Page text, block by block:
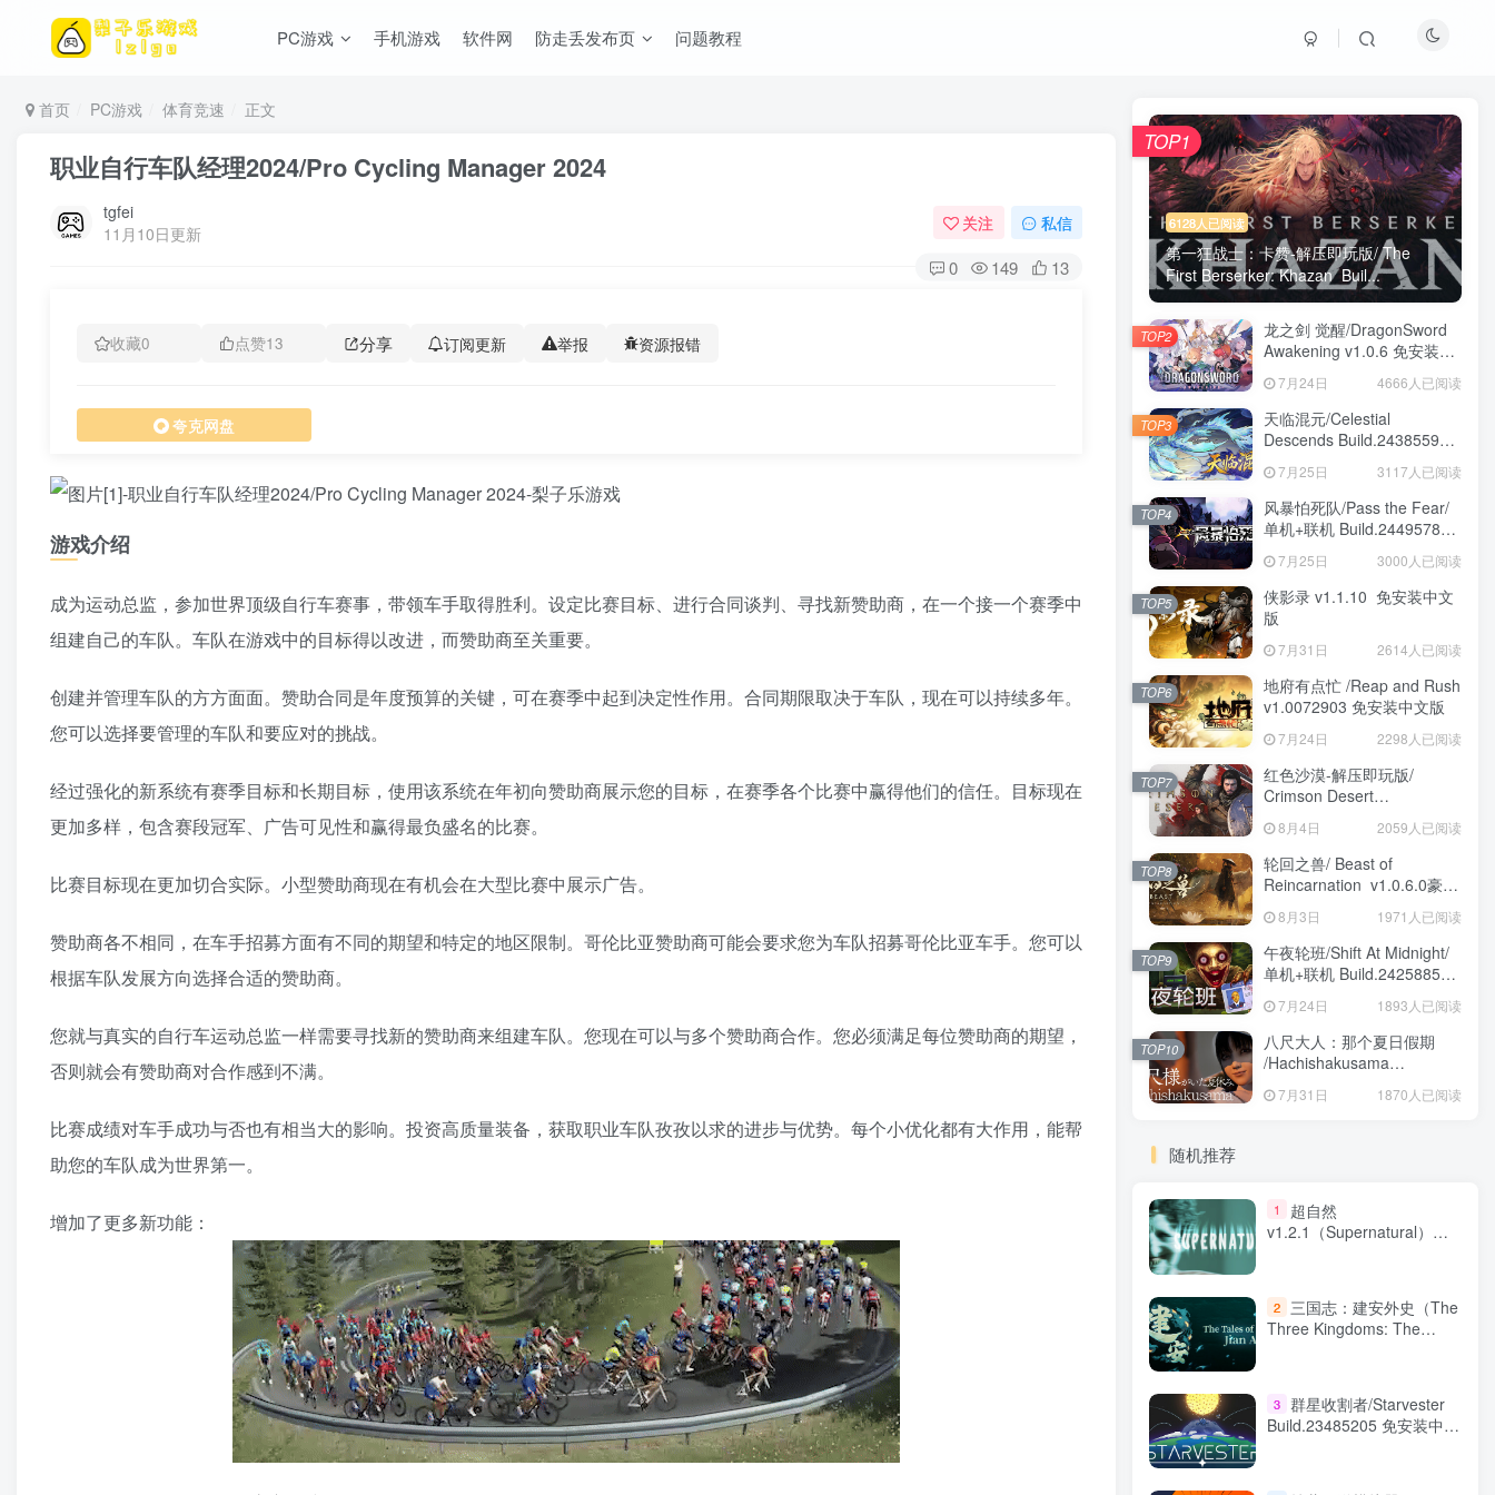
PC游戏 手机游戏 软件网 防走丢发布页 问题教程
首页 PC游戏 体育竞速 正文
职业自行车队经理2024/Pro Cycling Manager 2024
tgfei
11月10日更新
关注 私信
0 149 13
收藏0 点赞13 分享 订阅更新 举报 资源报错
夸克网盘
游戏介绍
成为运动总监，参加世界顶级自行车赛事，带领车手取得胜利。设定比赛目标、进行合同谈判、寻找新赞助商，在一个接一个赛季中
组建自己的车队。车队在游戏中的目标得以改进，而赞助商至关重要。
创建并管理车队的方方面面。赞助合同是年度预算的关键，可在赛季中起到决定性作用。合同期限取决于车队，现在可以持续多年。
您可以选择要管理的车队和要应对的挑战。
经过强化的新系统有赛季目标和长期目标，使用该系统在年初向赞助商展示您的目标，在赛季各个比赛中赢得他们的信任。目标现在
更加多样，包含赛段冠军、广告可见性和赢得最负盛名的比赛。
比赛目标现在更加切合实际。小型赞助商现在有机会在大型比赛中展示广告。
赞助商各不相同，在车手招募方面有不同的期望和特定的地区限制。哥伦比亚赞助商可能会要求您为车队招募哥伦比亚车手。您可以
根据车队发展方向选择合适的赞助商。
您就与真实的自行车运动总监一样需要寻找新的赞助商来组建车队。您现在可以与多个赞助商合作。您必须满足每位赞助商的期望，
否则就会有赞助商对合作感到不满。
比赛成绩对车手成功与否也有相当大的影响。投资高质量装备，获取职业车队孜孜以求的进步与优势。每个小优化都有大作用，能帮
助您的车队成为世界第一。
增加了更多新功能：
6128人已阅读
第一狂战士：卡赞-解压即玩版/ The
First Berserker: Khazan Buil...
TOP1
龙之剑 觉醒/DragonSword
Awakening v1.0.6 免安装中
7月24日 4666人已阅读
TOP2
天临混元/Celestial
Descends Build.24385591
7月25日 3117人已阅读
TOP3
风暴怕死队/Pass the Fear/
单机+联机 Build.24495782
7月25日 3000人已阅读
TOP4
侠影录 v1.1.10 免安装中文
版
7月31日 2614人已阅读
TOP5
地府有点忙 /Reap and Rush
v1.0072903 免安装中文版
7月24日 2298人已阅读
TOP6
红色沙漠-解压即玩版/
Crimson Desert
HYPERVISOR v1.14.00 免
安装中文版
8月4日 2059人已阅读
TOP7
轮回之兽/ Beast of
Reincarnation v1.0.6.0豪华
8月3日 1971人已阅读
TOP8
午夜轮班/Shift At Midnight/
单机+联机 Build.24258857
免安装中文版
7月24日 1893人已阅读
TOP9
八尺大人：那个夏日假期
/Hachishakusama
Build.24462853 免安装中文
版7月31日 1870人已阅读
TOP10
随机推荐
1
超自然
v1.2.1（Supernatural）免
2
三国志：建安外史（The
Three Kingdoms: The
3 群星收割者/Starvester
Build.23485205 免安装中文